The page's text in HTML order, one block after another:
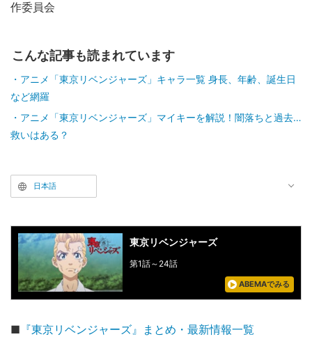
作委員会
こんな記事も読まれています
アニメ「東京リベンジャーズ」キャラ一覧 身長、年齢、誕生日
など網羅
アニメ「東京リベンジャーズ」マイキーを解説！闇落ちと過去…
救いはある？
日本語
東京リベンジャーズ
第1話～24話
ABEMAでみる
■ 『東京リベンジャーズ』まとめ・最新情報一覧